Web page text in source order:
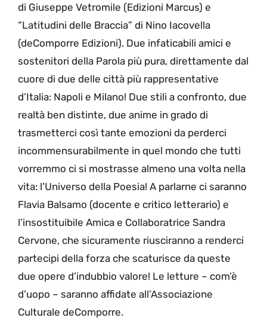
di Giuseppe Vetromile (Edizioni Marcus) e
“Latitudini delle Braccia” di Nino Iacovella
(deComporre Edizioni). Due infaticabili amici e
sostenitori della Parola più pura, direttamente dal
cuore di due delle città più rappresentative
d’Italia: Napoli e Milano! Due stili a confronto, due
realtà ben distinte, due anime in grado di
trasmetterci così tante emozioni da perderci
incommensurabilmente in quel mondo che tutti
vorremmo ci si mostrasse almeno una volta nella
vita: l’Universo della Poesia! A parlarne ci saranno
Flavia Balsamo (docente e critico letterario) e
l’insostituibile Amica e Collaboratrice Sandra
Cervone, che sicuramente riusciranno a renderci
partecipi della forza che scaturisce da queste
due opere d’indubbio valore! Le letture – com’è
d’uopo – saranno affidate all’Associazione
Culturale deComporre.